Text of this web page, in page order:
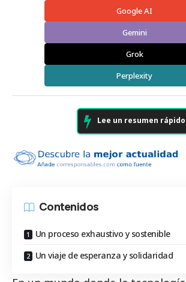
Google AI
Gemini
Grok
Perplexity
Lee un resumen
Contenidos
Un proceso exhaustivo y sostenible
Un viaje de esperanza y solidaridad